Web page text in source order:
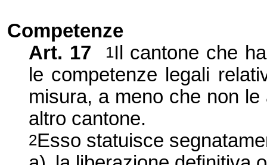
Competenze
Art. 17 1Il cantone che
le competenze legali
misura, a meno che non
altro cantone.
2Esso statuisce